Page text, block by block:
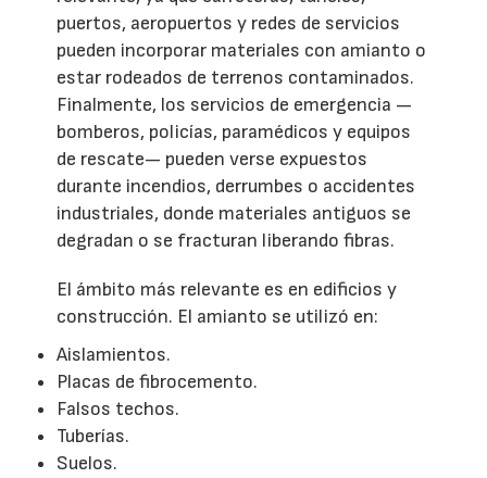
puertos, aeropuertos y redes de servicios
pueden incorporar materiales con amianto o
estar rodeados de terrenos contaminados.
Finalmente, los servicios de emergencia —
bomberos, policías, paramédicos y equipos
de rescate— pueden verse expuestos
durante incendios, derrumbes o accidentes
industriales, donde materiales antiguos se
degradan o se fracturan liberando fibras.
El ámbito más relevante es en edificios y
construcción. El amianto se utilizó en:
Aislamientos.
Placas de fibrocemento.
Falsos techos.
Tuberías.
Suelos.